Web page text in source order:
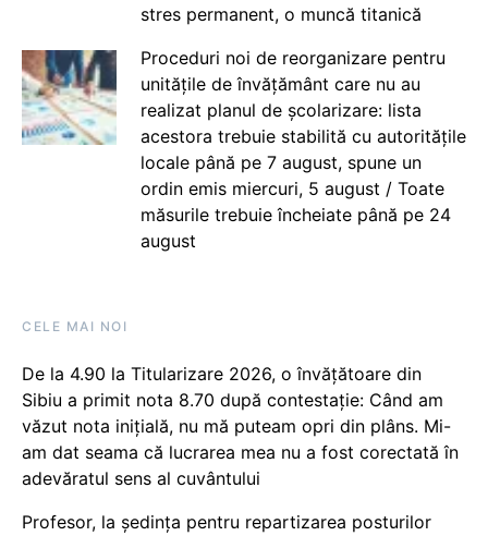
stres permanent, o muncă titanică
Proceduri noi de reorganizare pentru
unitățile de învățământ care nu au
realizat planul de școlarizare: lista
acestora trebuie stabilită cu autoritățile
locale până pe 7 august, spune un
ordin emis miercuri, 5 august / Toate
măsurile trebuie încheiate până pe 24
august
CELE MAI NOI
De la 4.90 la Titularizare 2026, o învățătoare din
Sibiu a primit nota 8.70 după contestație: Când am
văzut nota inițială, nu mă puteam opri din plâns. Mi-
am dat seama că lucrarea mea nu a fost corectată în
adevăratul sens al cuvântului
Profesor, la ședința pentru repartizarea posturilor